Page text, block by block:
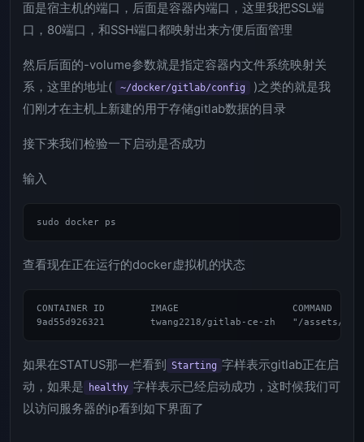
面是宿主机的端口，后面是容器内端口，这里我把SSL端
口，80端口，和SSH端口都映射出来方便后面管理
然后后面的-volume参数就是指定容器内文件系统映射关
系，这里的地址(
~/docker/gitlab/config
)之类的就是我
们刚才在主机上新建的用于存储gitlab数据的目录
接下来我们检验一下启动是否成功
输入
查看现在正在运行的docker虚拟机的状态
CONTAINER ID        IMAGE
如果在STATUS那一栏看到 Starting 字样表示gitlab正在启
动，如果是
healthy 字样表示已经启动成功，这时候我们可
以访问服务器的ip看到如下界面了